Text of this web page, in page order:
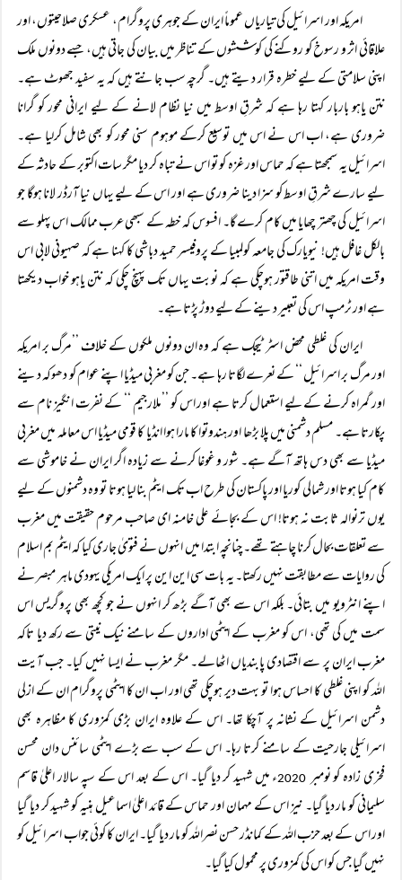
امریکہ اور اسرائیل کی تیاریاں عموماً ایران کے جوہری پروگرام، عسکری صلاحیتوں، اور
علاقائی اثر و رسوخ کو روکنے کی کوششوں کے تناظر میں بیان کی جاتی ہیں، جسے دونوں ملک
اپنی سلامتی کے لیے خطرہ قرار دیتے ہیں۔ گرچہ سب جانتے ہیں کہ یہ سفید جھوٹ ہے۔
نتن یاہو باربار کہتا رہا ہے کہ شرقِ اوسط میں نیا نظام لانے کے لیے ایرانی محور کو گرانا
ضروری ہے، اب اس نے اس میں توسیع کرکے موہوم سنی محور کو بھی شامل کرلیا ہے۔
اسرائیل یہ سمجھتا ہے کہ حماس اور غزہ کو تو اس نے تباہ کر دیا مگر سات اکتوبر کے حادثہ کے
لیے سارے شرقِ اوسط کو سزا دینا ضروری ہے اور اس کے لیے یہاں نیا آرڈر لانا ہوگا جو
اسرائیل کی چھتر چھایا میں کام کرے گا۔ افسوس کہ خطہ کے سبھی عرب ممالک اس پہلو سے
بالکل غافل ہیں! نیویارک کی جامعہ کولمبیا کے پروفیسر حمید دباشی کا کہنا ہے کہ صہیونی لابی اس
وقت امریکہ میں اتنی طاقتور ہوچکی ہے کہ نوبت یہاں تک پہنچ چکی کہ نتن یاہو خواب دیکھتا
ہے اور ٹرمپ اس کی تعبیر دینے کے لیے دوڑ پڑتا ہے۔
ایران کی غلطی محض اسٹرٹیجک ہے کہ وہ ان دونوں ملکوں کے خلاف ’’مرگ بر امریکہ
اور مرگ بر اسرائیل ‘‘ کے نعرے لگاتا رہا ہے۔ جن کو مغربی میڈیا اپنے عوام کو دھوکہ دینے
اور گمراہ کرنے کے لیے استعمال کرتا ہے اور اس کو ’’ملارجیم ‘‘ کے نفرت انگیز نام سے
پکارتا ہے۔ مسلم دشمنی میں پلا بڑھا اور ہندوتوا کا مارا ہوا انڈیا کا قومی میڈیا اس معاملہ میں مغربی
میڈیا سے بھی دس ہاتھ آگے ہے۔ شور و غوغا کرنے سے زیادہ اگر ایران نے خاموشی سے
کام کیا ہوتا اور شمالی کوریا اور پاکستان کی طرح اب تک ایٹم بنا لیا ہوتا تو وہ دشمنوں کے لیے
یوں ترنوالہ ثابت نہ ہوتا! اس کے بجائے علی خامنہ ای صاحب مرحوم حقیقت میں مغرب
سے تعلقات بحال کرنا چاہتے تھے۔ چنانچہ ابتدا میں انہوں نے فتویٰ جاری کیا کہ ایٹم بم اسلام
کی روایات سے مطابقت نہیں رکھتا۔ یہ بات سی این این پر ایک امریکی یہودی ماہر مبصر نے
اپنے انٹرویو میں بتائی۔ بلکہ اس سے بھی آگے بڑھ کر انہوں نے جو کچھ بھی پروگریس اس
سمت میں کی تھی، اس کو مغرب کے ایٹمی اداروں کے سامنے نیک نیتی سے رکھ دیا تاکہ
مغرب ایران پر سے اقتصادی پابندیاں اٹھالے۔ مگر مغرب نے ایسا نہیں کیا۔ جب آیت
اللہ کو اپنی غلطی کا احساس ہوا تو بہت دیر ہوچکی تھی اور اب ان کا ایٹمی پروگرام ان کے ازلی
دشمن اسرائیل کے نشانہ پر آچکا تھا۔ اس کے علاوہ ایران بڑی کمزوری کا مظاہرہ بھی
اسرائیلی جارحیت کے سامنے کرتا رہا۔ اس کے سب سے بڑے ایٹمی سائنس دان محسن
فخری زادہ کو نومبر
ء میں شہید کر دیا گیا۔ اس کے بعد اس کے سپہ سالار اعلیٰ قاسم
سلیمانی کو مار دیا گیا۔ نیز اس کے مہمان اور حماس کے قائد اعلیٰ اسماعیل ہنیہ کو شہید کر دیا گیا
اور اس کے بعد حزب اللہ کے کمانڈر حسن نصراللہ کو مار دیا گیا۔ ایران کا کوئی جواب اسرائیل کو
نہیں گیا جس کو اس کی کمزوری پر محمول کیا گیا۔